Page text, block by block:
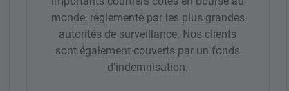
monde, réglementé par les plus grandes
autorités de surveillance. Nos clients
sont également couverts par un fonds
d'indemnisation.